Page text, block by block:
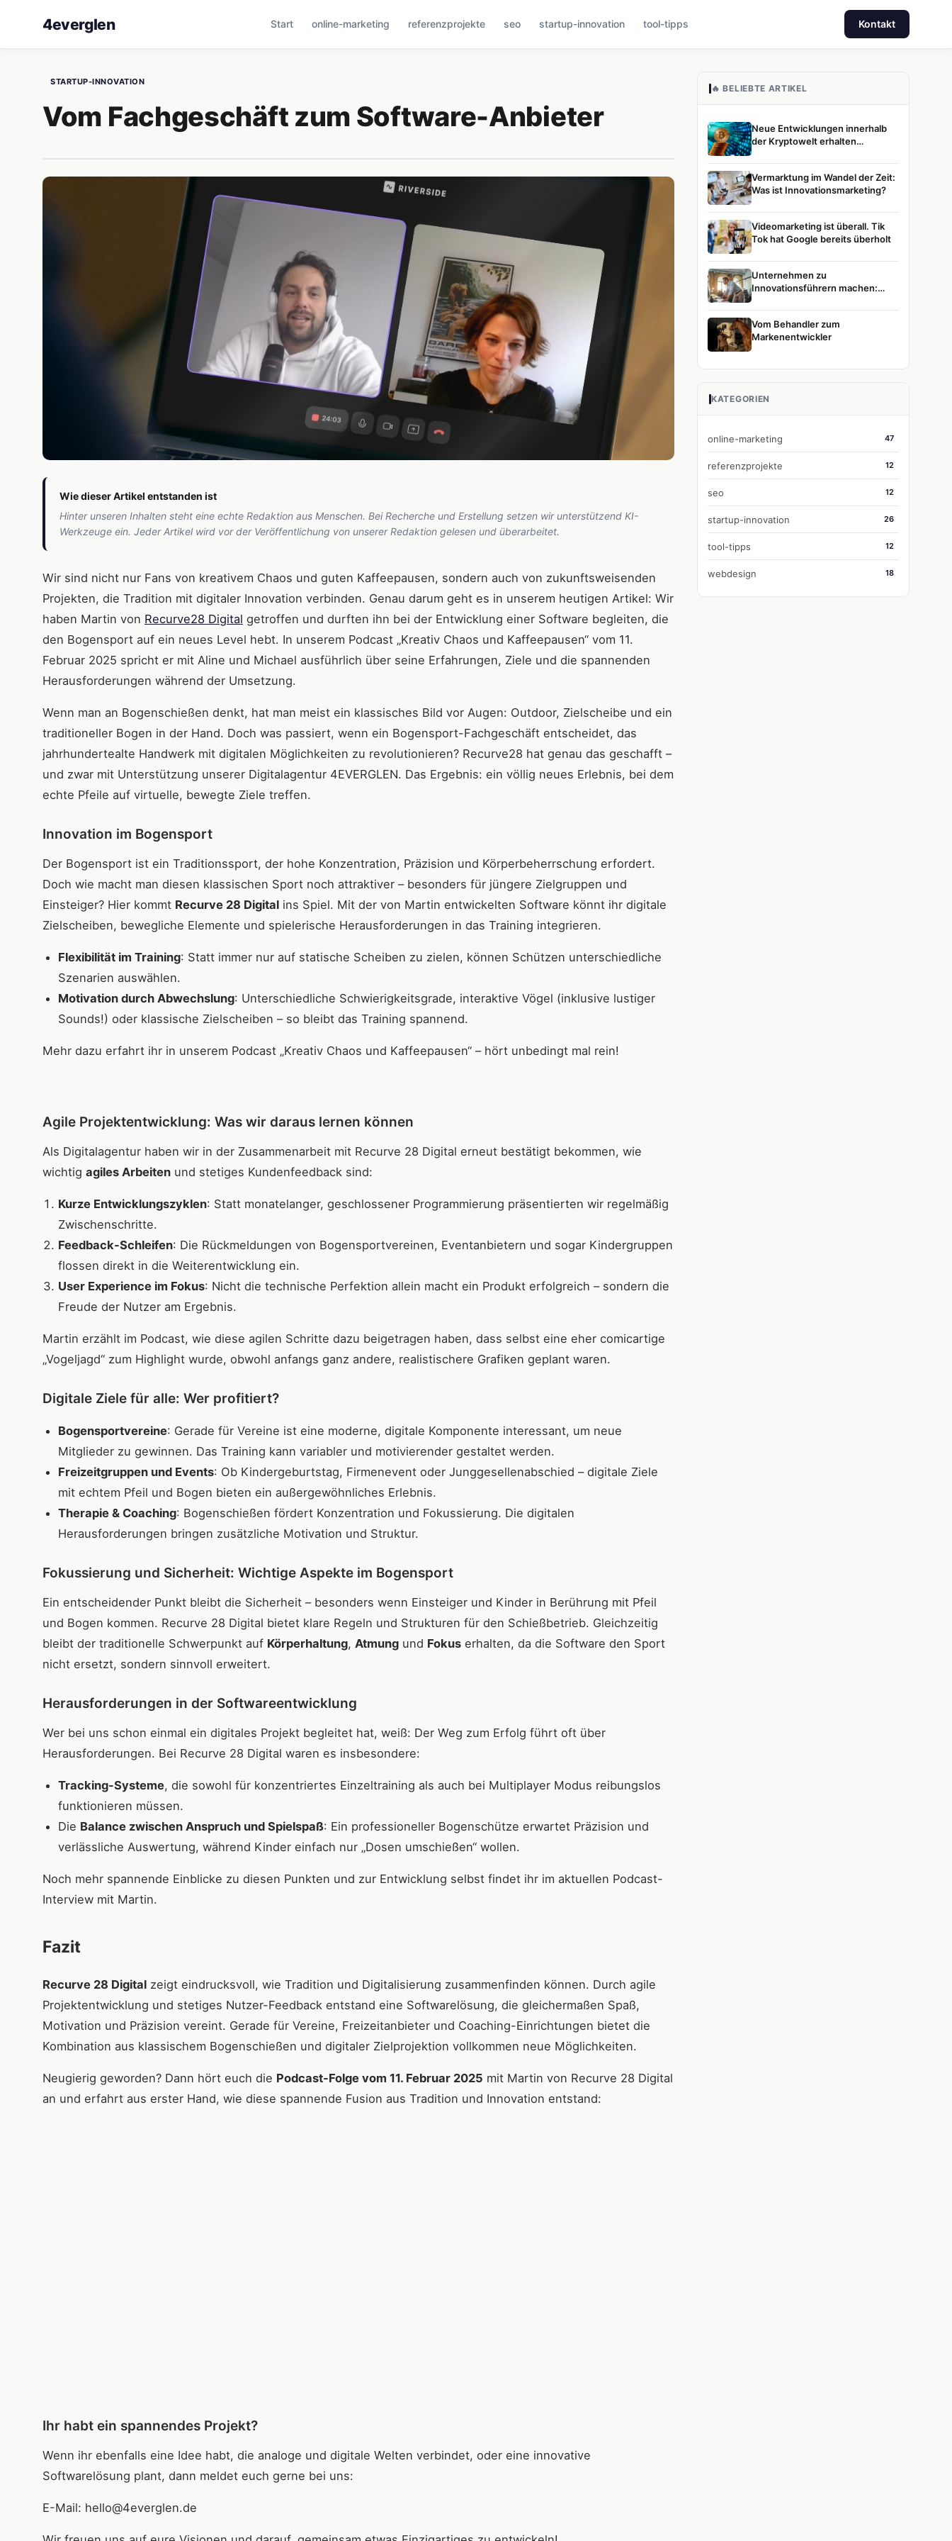
4everglen Start online-marketing referenzprojekte seo startup-innovation tool-tipps Kontakt
STARTUP-INNOVATION
Vom Fachgeschäft zum Software-Anbieter
Wie dieser Artikel entstanden ist
Hinter unseren Inhalten steht eine echte Redaktion aus Menschen. Bei Recherche und Erstellung setzen wir unterstützend KI-
Werkzeuge ein. Jeder Artikel wird vor der Veröffentlichung von unserer Redaktion gelesen und überarbeitet.
Wir sind nicht nur Fans von kreativem Chaos und guten Kaffeepausen, sondern auch von zukunftsweisenden
Projekten, die Tradition mit digitaler Innovation verbinden. Genau darum geht es in unserem heutigen Artikel: Wir
haben Martin von Recurve28 Digital getroffen und durften ihn bei der Entwicklung einer Software begleiten, die
den Bogensport auf ein neues Level hebt. In unserem Podcast „Kreativ Chaos und Kaffeepausen“ vom 11.
Februar 2025 spricht er mit Aline und Michael ausführlich über seine Erfahrungen, Ziele und die spannenden
Herausforderungen während der Umsetzung.
Wenn man an Bogenschießen denkt, hat man meist ein klassisches Bild vor Augen: Outdoor, Zielscheibe und ein
traditioneller Bogen in der Hand. Doch was passiert, wenn ein Bogensport-Fachgeschäft entscheidet, das
jahrhundertealte Handwerk mit digitalen Möglichkeiten zu revolutionieren? Recurve28 hat genau das geschafft –
und zwar mit Unterstützung unserer Digitalagentur 4EVERGLEN. Das Ergebnis: ein völlig neues Erlebnis, bei dem
echte Pfeile auf virtuelle, bewegte Ziele treffen.
Innovation im Bogensport
Der Bogensport ist ein Traditionssport, der hohe Konzentration, Präzision und Körperbeherrschung erfordert.
Doch wie macht man diesen klassischen Sport noch attraktiver – besonders für jüngere Zielgruppen und
Einsteiger? Hier kommt Recurve 28 Digital ins Spiel. Mit der von Martin entwickelten Software könnt ihr digitale
Zielscheiben, bewegliche Elemente und spielerische Herausforderungen in das Training integrieren.
Flexibilität im Training: Statt immer nur auf statische Scheiben zu zielen, können Schützen unterschiedliche
Szenarien auswählen.
Motivation durch Abwechslung: Unterschiedliche Schwierigkeitsgrade, interaktive Vögel (inklusive lustiger
Sounds!) oder klassische Zielscheiben – so bleibt das Training spannend.
Mehr dazu erfahrt ihr in unserem Podcast „Kreativ Chaos und Kaffeepausen“ – hört unbedingt mal rein!
Agile Projektentwicklung: Was wir daraus lernen können
Als Digitalagentur haben wir in der Zusammenarbeit mit Recurve 28 Digital erneut bestätigt bekommen, wie
wichtig agiles Arbeiten und stetiges Kundenfeedback sind:
Kurze Entwicklungszyklen: Statt monatelanger, geschlossener Programmierung präsentierten wir regelmäßig
Zwischenschritte.
Feedback-Schleifen: Die Rückmeldungen von Bogensportvereinen, Eventanbietern und sogar Kindergruppen
flossen direkt in die Weiterentwicklung ein.
User Experience im Fokus: Nicht die technische Perfektion allein macht ein Produkt erfolgreich – sondern die
Freude der Nutzer am Ergebnis.
Martin erzählt im Podcast, wie diese agilen Schritte dazu beigetragen haben, dass selbst eine eher comicartige
„Vogeljagd“ zum Highlight wurde, obwohl anfangs ganz andere, realistischere Grafiken geplant waren.
Digitale Ziele für alle: Wer profitiert?
Bogensportvereine: Gerade für Vereine ist eine moderne, digitale Komponente interessant, um neue
Mitglieder zu gewinnen. Das Training kann variabler und motivierender gestaltet werden.
Freizeitgruppen und Events: Ob Kindergeburtstag, Firmenevent oder Junggesellenabschied – digitale Ziele
mit echtem Pfeil und Bogen bieten ein außergewöhnliches Erlebnis.
Therapie & Coaching: Bogenschießen fördert Konzentration und Fokussierung. Die digitalen
Herausforderungen bringen zusätzliche Motivation und Struktur.
Fokussierung und Sicherheit: Wichtige Aspekte im Bogensport
Ein entscheidender Punkt bleibt die Sicherheit – besonders wenn Einsteiger und Kinder in Berührung mit Pfeil
und Bogen kommen. Recurve 28 Digital bietet klare Regeln und Strukturen für den Schießbetrieb. Gleichzeitig
bleibt der traditionelle Schwerpunkt auf Körperhaltung, Atmung und Fokus erhalten, da die Software den Sport
nicht ersetzt, sondern sinnvoll erweitert.
Herausforderungen in der Softwareentwicklung
Wer bei uns schon einmal ein digitales Projekt begleitet hat, weiß: Der Weg zum Erfolg führt oft über
Herausforderungen. Bei Recurve 28 Digital waren es insbesondere:
Tracking-Systeme, die sowohl für konzentriertes Einzeltraining als auch bei Multiplayer Modus reibungslos
funktionieren müssen.
Die Balance zwischen Anspruch und Spielspaß: Ein professioneller Bogenschütze erwartet Präzision und
verlässliche Auswertung, während Kinder einfach nur „Dosen umschießen“ wollen.
Noch mehr spannende Einblicke zu diesen Punkten und zur Entwicklung selbst findet ihr im aktuellen Podcast-
Interview mit Martin.
Fazit
Recurve 28 Digital zeigt eindrucksvoll, wie Tradition und Digitalisierung zusammenfinden können. Durch agile
Projektentwicklung und stetiges Nutzer-Feedback entstand eine Softwarelösung, die gleichermaßen Spaß,
Motivation und Präzision vereint. Gerade für Vereine, Freizeitanbieter und Coaching-Einrichtungen bietet die
Kombination aus klassischem Bogenschießen und digitaler Zielprojektion vollkommen neue Möglichkeiten.
Neugierig geworden? Dann hört euch die Podcast-Folge vom 11. Februar 2025 mit Martin von Recurve 28 Digital
an und erfahrt aus erster Hand, wie diese spannende Fusion aus Tradition und Innovation entstand:
Ihr habt ein spannendes Projekt?
Wenn ihr ebenfalls eine Idee habt, die analoge und digitale Welten verbindet, oder eine innovative
Softwarelösung plant, dann meldet euch gerne bei uns:
E-Mail: hello@4everglen.de
🔥 BELIEBTE ARTIKEL
Neue Entwicklungen innerhalb
der Kryptowelt erhalten
Vermarktung im Wandel der Zeit:
Was ist Innovationsmarketing?
Videomarketing ist überall. Tik
Tok hat Google bereits überholt
Unternehmen zu
Innovationsführern machen:
Vom Behandler zum
Markenentwickler
KATEGORIEN
online-marketing 47
referenzprojekte 12
seo 12
startup-innovation 26
tool-tipps 12
webdesign 18